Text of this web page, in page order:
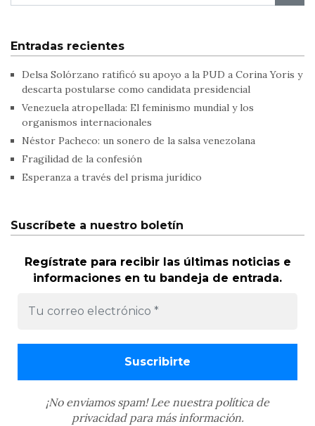
Entradas recientes
Delsa Solórzano ratificó su apoyo a la PUD a Corina Yoris y
descarta postularse como candidata presidencial
Venezuela atropellada: El feminismo mundial y los
organismos internacionales
Néstor Pacheco: un sonero de la salsa venezolana
Fragilidad de la confesión
Esperanza a través del prisma jurídico
Suscríbete a nuestro boletín
Regístrate para recibir las últimas noticias e
informaciones en tu bandeja de entrada.
¡No enviamos spam! Lee nuestra política de
privacidadpara más información.